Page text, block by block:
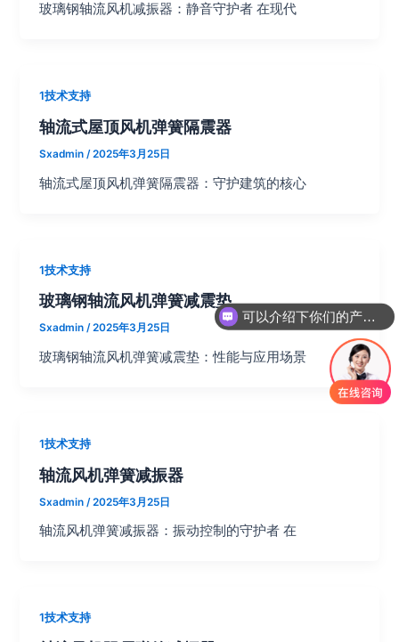
玻璃钢轴流风机减振器：静音守护者 在现代
1技术支持
轴流式屋顶风机弹簧隔震器
Sxadmin/2025年3月25日
轴流式屋顶风机弹簧隔震器：守护建筑的核心
1技术支持
玻璃钢轴流风机弹簧减震垫
Sxadmin/2025年3月25日
玻璃钢轴流风机弹簧减震垫：性能与应用场景
1技术支持
轴流风机弹簧减振器
Sxadmin /2025年3月25日
轴流风机弹簧减振器：振动控制的守护者 在
1技术支持
可以介绍下你们的产品么？